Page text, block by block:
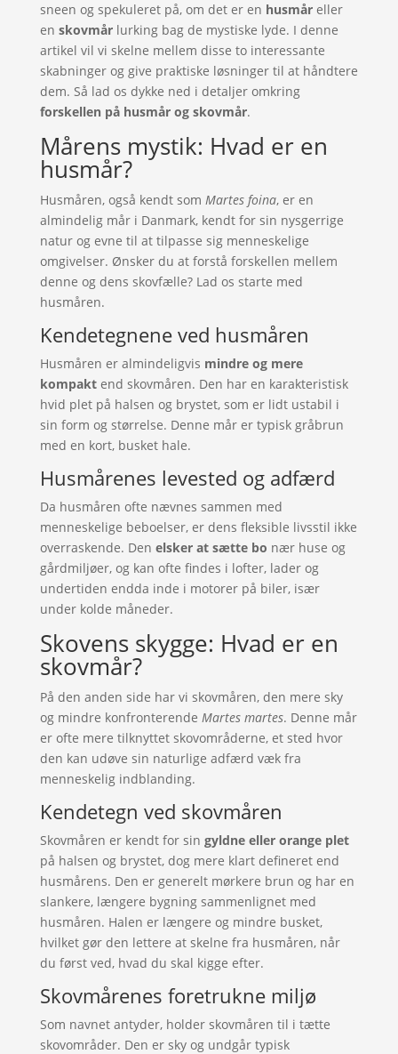
sneen og spekuleret på, om det er en husmåreller
en skovmårlurking bag de mystiske lyde. I denne
artikel vil vi skelne mellem disse to interessante
skabninger og give praktiske løsninger til at håndtere
dem. Så lad os dykke ned i detaljer omkring
forskellen på husmår og skovmår.
Mårens mystik: Hvad er en
husmår?
Husmåren, også kendt som Martes foina, er en
almindelig mår i Danmark, kendt for sin nysgerrige
natur og evne til at tilpasse sig menneskelige
omgivelser. Ønsker du at forstå forskellen mellem
denne og dens skovfælle? Lad os starte med
husmåren.
Kendetegnene ved husmåren
Husmåren er almindeligvis mindre og mere
kompaktend skovmåren. Den har en karakteristisk
hvid plet på halsen og brystet, som er lidt ustabil i
sin form og størrelse. Denne mår er typisk gråbrun
med en kort, busket hale.
Husmårenes levested og adfærd
Da husmåren ofte nævnes sammen med
menneskelige beboelser, er dens fleksible livsstil ikke
overraskende. Den elsker at sætte bo nær huse og
gårdmiljøer, og kan ofte findes i lofter, lader og
undertiden endda inde i motorer på biler, især
under kolde måneder.
Skovens skygge: Hvad er en
skovmår?
På den anden side har vi skovmåren, den mere sky
og mindre konfronterende Martes martes. Denne mår
er ofte mere tilknyttet skovområderne, et sted hvor
den kan udøve sin naturlige adfærd væk fra
menneskelig indblanding.
Kendetegn ved skovmåren
Skovmåren er kendt for sin gyldne eller orange plet
på halsen og brystet, dog mere klart defineret end
husmårens. Den er generelt mørkere brun og har en
slankere, længere bygning sammenlignet med
husmåren. Halen er længere og mindre busket,
hvilket gør den lettere at skelne fra husmåren, når
du først ved, hvad du skal kigge efter.
Skovmårenes foretrukne miljø
Som navnet antyder, holder skovmåren til i tætte
skovområder. Den er sky og undgår typisk